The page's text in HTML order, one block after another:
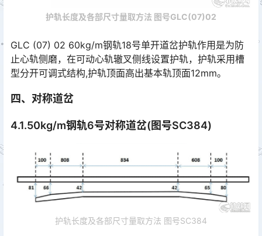
护轨长度及各部尺寸量取方法 图号GLC(07)02
GLC (07) 02 60kg/m钢轨18号单开道岔护轨作用是为防
止心轨侧磨，在可动心轨辙叉侧线设置护轨，护轨采用槽
型分开可调式结构,护轨顶面高出基本轨顶面12mm。󠅅󠅃󠄵󠅂󠄪󠇖󠆨󠆨󠇕󠆞󠆒󠅬󠇘󠆭󠆘󠇙󠆝󠅵󠇗󠆭󠆁󠄐󠇗󠅹󠅸󠇖󠆍󠅳󠇖󠅹󠅰󠇖󠆌󠅹
四、对称道岔
4.1.50kg/m钢轨6号对称道岔(图号SC384)
护轨长度及各部尺寸量取方法 图号SC384